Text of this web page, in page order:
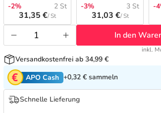
-2%
2 St
31,35 €/ St
-3% 3 St
31,03 €/ St
-
In den
inkl.
Versandkostenfrei ab 34,99 €
APO Cash +0,32 € sammeln
Schnelle Lieferung